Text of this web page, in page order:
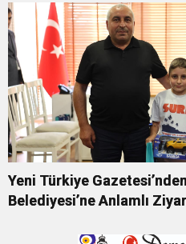
Yeni Türkiye
Belediyesi’ne Anlamlı